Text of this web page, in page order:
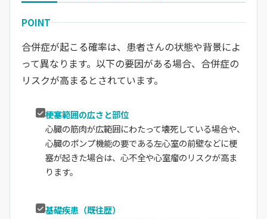
POINT
合併症が起こる確率は、患者さんの状態や背景によ
って異なります。以下の要因がある場合、合併症の
リスクが高まるとされています。
梗塞範囲の広さと部位
心臓の筋肉が広範囲にわたって壊死している場合や、
心臓のポンプ機能の要である左心室の前壁などに梗
塞が起きた場合は、心不全や心室瘤のリスクが高ま
ります。
基礎疾患（既往歴）